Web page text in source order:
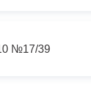
№17/39